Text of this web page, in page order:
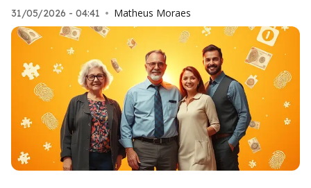
31/05/2026 - 04:41 • Matheus Moraes